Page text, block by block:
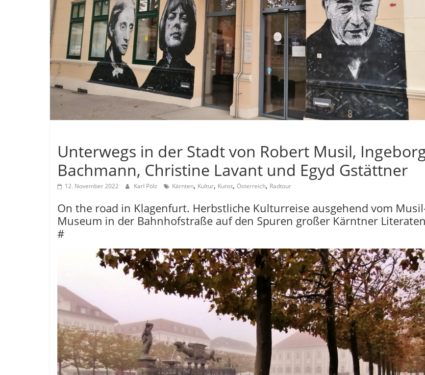
Unterwegs in der Stadt von Robert Musil,
Bachmann, Christine Lavant und Egyd Gstättner
12. November 2022 Karl Pölz Kärnten, Kultur, Kunst, Österreich, Radtour
On the road in Klagenfurt. Herbstliche Kulturreise ausgehend vom
Museum in der Bahnhofstraße auf den Spuren großer Kärntner Literaten
#